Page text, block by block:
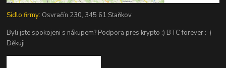
Sídlo firmy: Osvračín 230, 345 61 Staňkov
Byli jste spokojeni s nákupem? Podpora pres krypto :) BTC forever :-)
Děkuji